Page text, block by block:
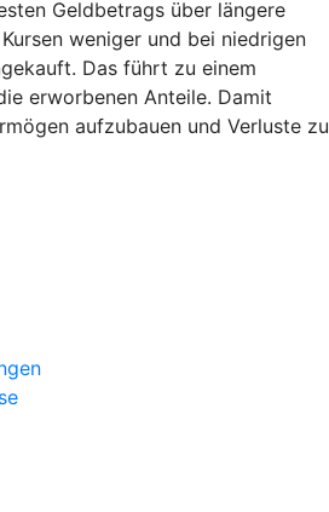
Geldbetrags über längere
weniger und bei niedrigen
Das führt zu einem
erworbenen Anteile. Damit
aufzubauen und Verluste zu